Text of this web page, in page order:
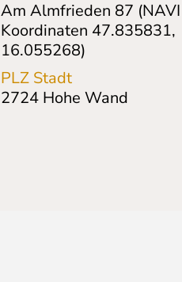
Am Almfrieden 87 (NAVI
Koordinaten 47.835831,
16.055268)
PLZ Stadt
2724 Hohe Wand